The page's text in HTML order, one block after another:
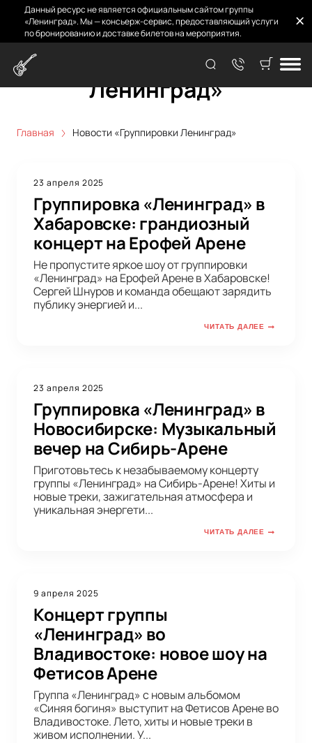
Данный ресурс не является официальным сайтом группы
«Ленинград». Мы — консьерж-сервис, предоставляющий услуги
по бронированию и доставке билетов на мероприятия.
Новости «Группировки
Ленинград»
Главная Новости «Группировки Ленинград»
23 апреля 2025
Группировка «Ленинград» в
Хабаровске: грандиозный
концерт на Ерофей Арене
Не пропустите яркое шоу от группировки
«Ленинград» на Ерофей Арене в Хабаровске!
Сергей Шнуров и команда обещают зарядить
публику энергией и...
ЧИТАТЬ ДАЛЕЕ
23 апреля 2025
Группировка «Ленинград» в
Новосибирске: Музыкальный
вечер на Сибирь-Арене
Приготовьтесь к незабываемому концерту
группы «Ленинград» на Сибирь-Арене! Хиты и
новые треки, зажигательная атмосфера и
уникальная энергети...
ЧИТАТЬ ДАЛЕЕ
9 апреля 2025
Концерт группы
«Ленинград» во
Владивостоке: новое шоу на
Фетисов Арене
Группа «Ленинград» с новым альбомом
«Синяя богиня» выступит на Фетисов Арене во
Владивостоке. Лето, хиты и новые треки в
живом исполнении. У...